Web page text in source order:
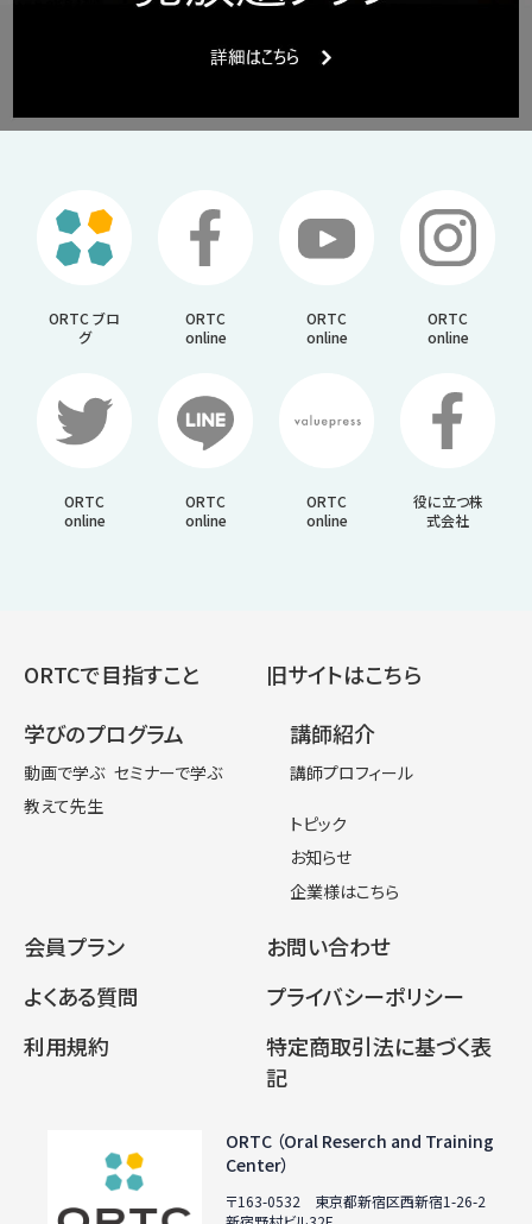
ORTC ブロ
グ
ORTC
online
ORTC
online
ORTC
online
ORTC
online
ORTC
online
ORTC
online
役に立つ株
式会社
ORTC （Oral Reserch and Training
Center）
〒163-0532 東京都新宿区西新宿1-26-2
ORTCで目指すこと
旧サイトはこちら
学びのプログラム
動画で学ぶ セミナーで学ぶ
教えて先生
講師紹介
講師プロフィール
トピック
お知らせ
企業様はこちら
会員プラン
お問い合わせ
よくある質問
プライバシーポリシー
利用規約
特定商取引法に基づく表
記